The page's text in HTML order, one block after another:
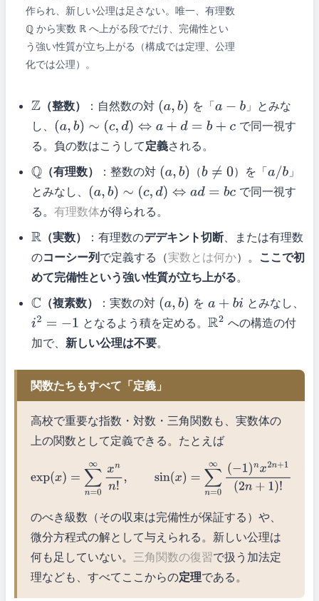
作られ、新しい公理は足さない。唯一、有理数
ℚ から実数 ℝ へ上がる段でだけ、完備性とい
う強い性質が立ち上がる（構成では定理、公理
化では公理）。
Z （整数） ：自然数の対 (a,b) を「a−b
」とみな
し、 (a,b)∼ (c d)⇔a +d=b +c
で同一視す
る。負の数はこうして定義される。
Q （有理数） ：整数の対 (a,b) （b ≠0 ）を「a/b」
とみなし、 (a,b)∼ (c d)⇔a d=bc
で同一視す
る。 有理数体が得られる。
R （実数） ：有理数のデデキント切断、または有理数
のコーシー列 で定義する（実数とは何か）。 ここで初
めて完備性という強い性質が立ち上がる。
C （複素数） ：実数の対 (a,b) をa+b
とみなし、
i2 =− となるよう積を定める。 R2 への構造の付
加で、 新しい公理は不要。
関数たちもすべて「定義」
高校で重要な指数・対数・三角関数も、実数体の
上の関数として定義できる。たとえば
exp x) n=0∞xnn = n 0 −1)n 2n+1(2n+1 )
のべき級数（その収束は完備性が保証する）や、
微分方程式の解として与えられる。新しい公理は
何も足していない。 三角関数の復習で扱う加法定
理なども、すべてここからの定理である。